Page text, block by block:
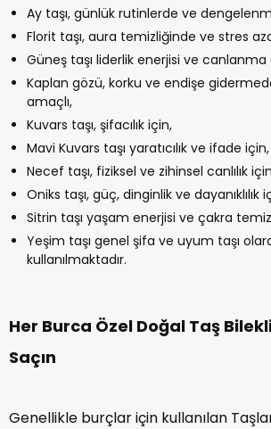
Ay taşı, günlük rutinlerde ve
Florit taşı, aura temizliğinde ve stres
Güneş taşı liderlik enerjisi ve canlanma
Kaplan gözü, korku ve endişe
amaçlı,
Kuvars taşı, şifacılık için,
Mavi Kuvars taşı yaratıcılık ve ifade için,
Necef taşı, fiziksel ve zihinsel canlılık
Oniks taşı, güç, dinginlik ve dayanıklılık
Sitrin taşı yaşam enerjisi ve çakra
Yeşim taşı genel şifa ve uyum taşı
kullanılmaktadır.
Her Burca Özel Doğal Taş
Saçın
Genellikle burçlar için kullanılan